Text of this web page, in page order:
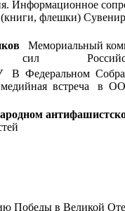
флешки)
Мемориальный
Российской
В Федеральном
встреча в
Победы в Великой